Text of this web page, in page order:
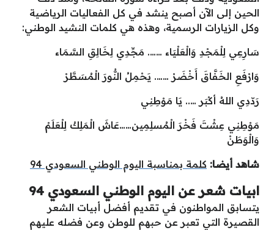
الحين إلى الآن أصبح ينشد في كل الفعاليات الرياضية
وكل الزيارات الرسمية، وهذه هي كلمات النشيد الوطني:
سَارِعِي لِلْمَجْدِ وَالْعَلْيَاء ……. مَجِّدِي لِخَالِقِ السَّمَاء
وَارْفَعِ الخَفَّاقَ أَخْضَرْ ……. يَحْمِلُ النُّورَ الْمُسَطَّرْ
رَدّدِي اللهُ أكْبَر ….. يَا مَوْطِنِي
مَوْطِنِي عِشْتَ فَخْرَ الْمُسلِمِين……عَاشَ الْمَلِكْ لِلْعَلَمْ
وَالْوَطَنْ
شاهد أيضا: كلمة بمناسبة اليوم الوطني السعودي 94
ابيات شعر عن اليوم الوطني السعودي 94
يتسابق المواطنون في تقديم أفضل أبيات الشعر
القصيرة التي تعبر عن حبهم للوطن وعن فضله عليهم